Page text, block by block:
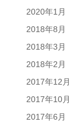
2020年1月
2018年8月
2018年3月
2018年2月
2017年12月
2017年10月
2017年6月